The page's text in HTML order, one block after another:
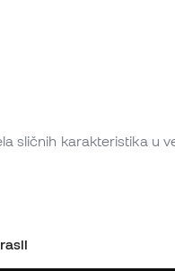
Troškovi dostave
Provjeri je li ovaj
*Ne primjenjuje se na
sličnih karakteristika u